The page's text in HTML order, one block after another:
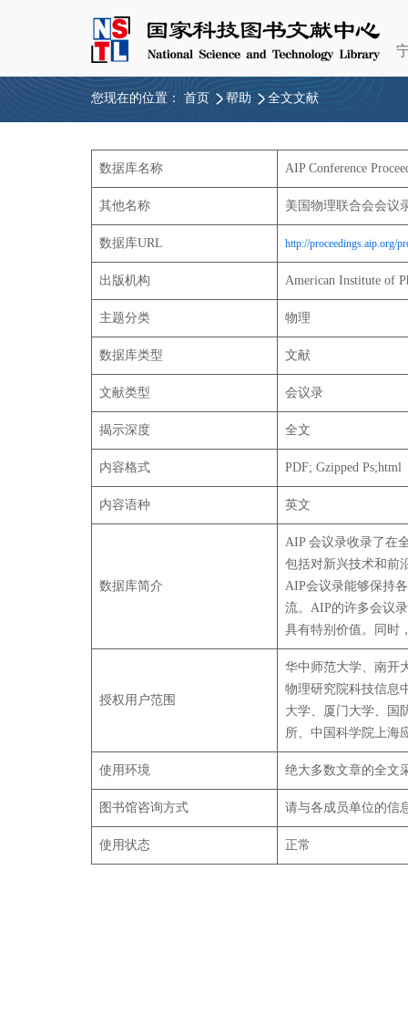
您现在的位置： 首页 帮助 全文文献
数据库名称 AIP Conference
其他名称 美国物理联合会会议
数据库URL http://proceedings.aip.org/
出版机构 American Institute of
主题分类 物理
数据库类型 文献
文献类型 会议录
揭示深度 全文
内容格式 PDF; Gzipped Ps;html
内容语种 英文
数据库简介
AIP 会议录收录了在
包括对新兴技术和前
AIP会议录能够保持
流。AIP的许多会议
具有特别价值。同时
授权用户范围
华中师范大学、南开
物理研究院科技信息
大学、厦门大学、国
所、中国科学院上海
使用环境 绝大多数文章的全文
图书馆咨询方式 请与各成员单位的信
使用状态 正常